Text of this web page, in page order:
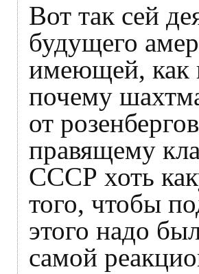
Вот так сей
будущего
имеющей, как
почему
от
правящему
СССР хоть
того, чтобы
этого надо
самой